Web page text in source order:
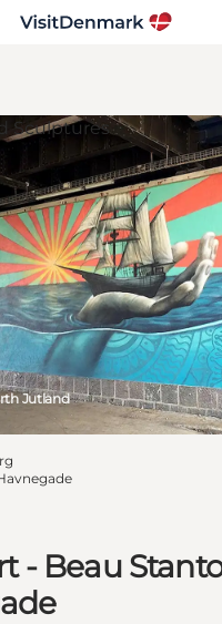
voyage
- Beau
Jutland
Sculptures